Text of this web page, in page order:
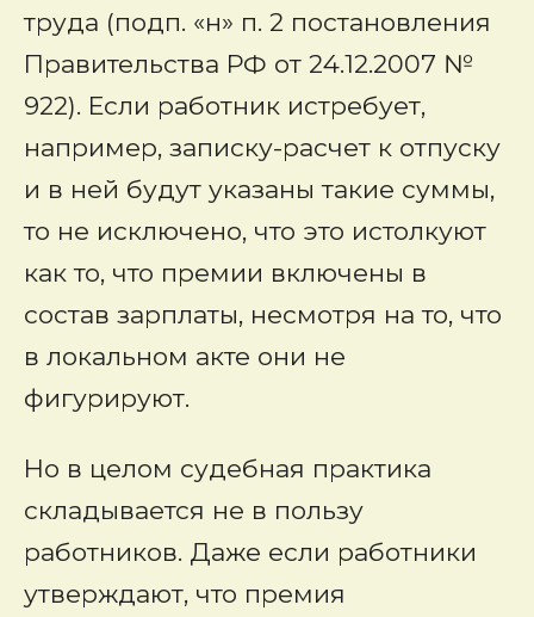
труда (подп. «н» п. 2 постановления
Правительства РФ от 24.12.2007 №
922). Если работник истребует,
например, записку-расчет к отпуску
и в ней будут указаны такие суммы,
то не исключено, что это истолкуют
как то, что премии включены в
состав зарплаты, несмотря на то, что
в локальном акте они не
фигурируют.
Но в целом судебная практика
складывается не в пользу
работников. Даже если работники
утверждают, что премия